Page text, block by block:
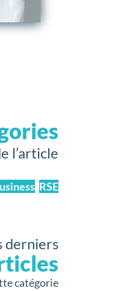
l’article
, RSE
derniers
catégorie